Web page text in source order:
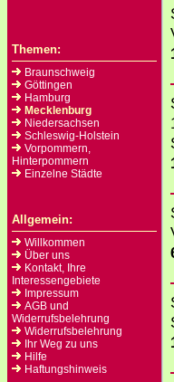
Themen:
Braunschweig
Göttingen
Hamburg
Mecklenburg
Niedersachsen
Schleswig-Holstein
Vorpommern,
Hinterpommern
Einzelne Städte
Allgemein:
Willkommen
Über uns
Kontakt, Ihre
Interessengebiete
Impressum
AGB und
Widerrufsbelehrung
Widerrufsbelehrung
Ihr Weg zu uns
Hilfe
Haftungshinweis